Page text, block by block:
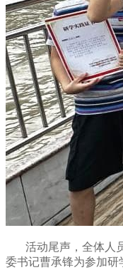
活动尾声，全体人员
委书记曹承锋为参加研